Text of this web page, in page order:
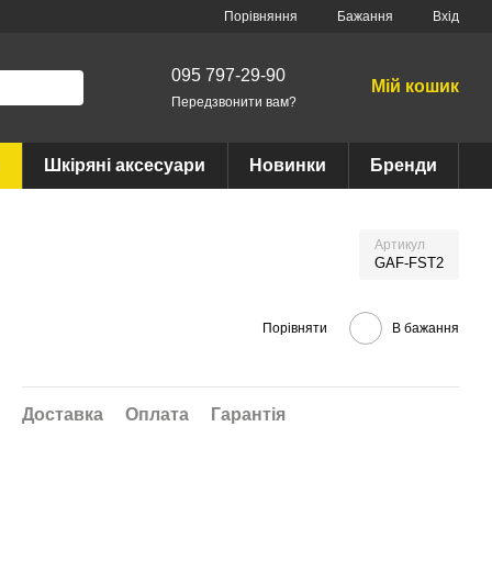
Порівняння Бажання Вхід
095 797-29-90
Передзвонити вам?
Мій кошик
Шкіряні аксесуари Новинки Бренди
Артикул
GAF-FST2
Порівняти В бажання
Доставка Оплата Гарантія